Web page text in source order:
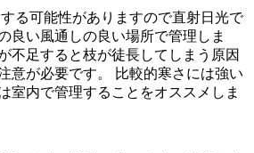
る可能性がありますので直射日光で
良い風通しの良い場所で管理しま
不足すると枝が徒長してしまう原因
意が必要です。 比較的寒さには強い
室内で管理することをオススメしま